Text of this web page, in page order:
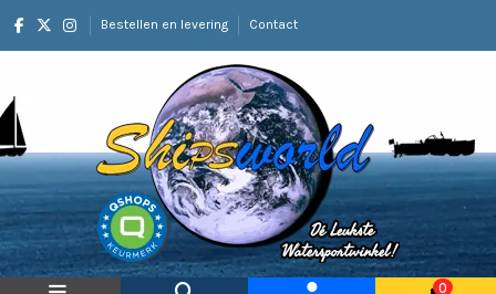
Bestellen en levering Contact
0